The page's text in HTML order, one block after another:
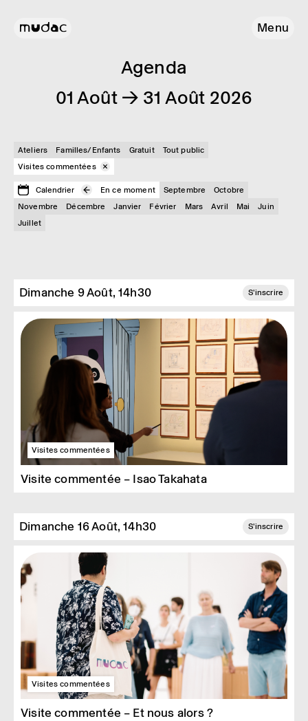
Menu
Agenda
01 Août → 31 Août 2026
Ateliers Familles/Enfants Gratuit
Tout public
Visites commentées
Calendrier En ce moment Septembre
Octobre
Novembre
Décembre Janvier Février Mars Avril Mai
Juin
Juillet
Dimanche 9 Août, 14h30 S'inscrire
Visites commentées
Visite commentée – Isao Takahata
Dimanche 16 Août, 14h30 S'inscrire
Visites commentées
Visite commentée – Et nous alors ?